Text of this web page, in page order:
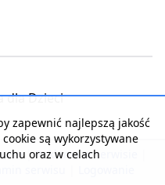
| Reklama w serwisie
zapewnić najlepszą jakość
są wykorzystywane
oraz w celach